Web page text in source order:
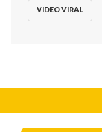
VIDEO VIRAL